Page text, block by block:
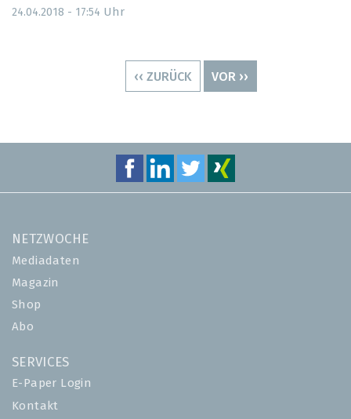
24.04.2018 - 17:54 Uhr
VORHERIGE
‹‹ ZURÜCK
NÄCHSTE
VOR ››
NETZWOCHE
Mediadaten
Magazin
Shop
Abo
SERVICES
E-Paper Login
Kontakt